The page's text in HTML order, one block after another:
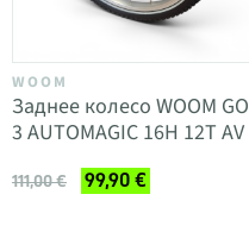
WOOM
Заднее колесо WOOM GO
3 AUTOMAGIC 16H 12T AV
111,00 € 99,90 €